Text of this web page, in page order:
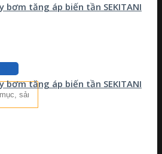
979
bơm tăng áp biến tần SEKITANI
bơm tăng áp biến tần SEKITANI